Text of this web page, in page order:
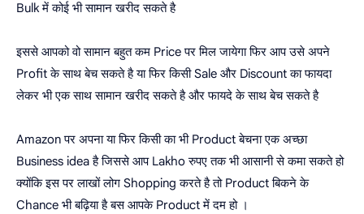
Bulk में कोई भी सामान खरीद सकते है
इससे आपको वो सामान बहुत कम Price पर मिल जायेगा फिर आप उसे अपने
Profit के साथ बेच सकते है या फिर किसी Sale और Discount का फायदा
लेकर भी एक साथ सामान खरीद सकते है और फायदे के साथ बेच सकते है
Amazon पर अपना या फिर किसी का भी Product बेचना एक अच्छा
Business idea है जिससे आप Lakho रुपए तक भी आसानी से कमा सकते हो
क्योंकि इस पर लाखों लोग Shopping करते है तो Product बिकने के
Chance भी बढ़िया है बस आपके Product में दम हो ।